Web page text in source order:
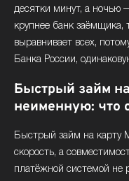
десятки минут, а ночью
крупнее банк
выравнивает всех,
Банка России,
Быстрый займ
неименную: что
Быстрый займ на карту
скорость, а
платёжной системой не